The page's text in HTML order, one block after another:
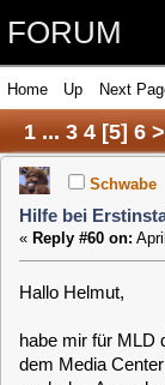
FORUM
1 ...3 4[5]6 >>>
Erstinstallation
Schwabe
Hilfe bei
«Reply #60 on:
Hallo Helmut,
habe mir für MLD den
dem Media Center
Beim USB IRMP
müssen, damit ich